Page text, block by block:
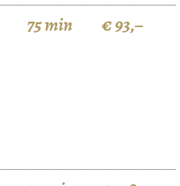
75 min € 93,–